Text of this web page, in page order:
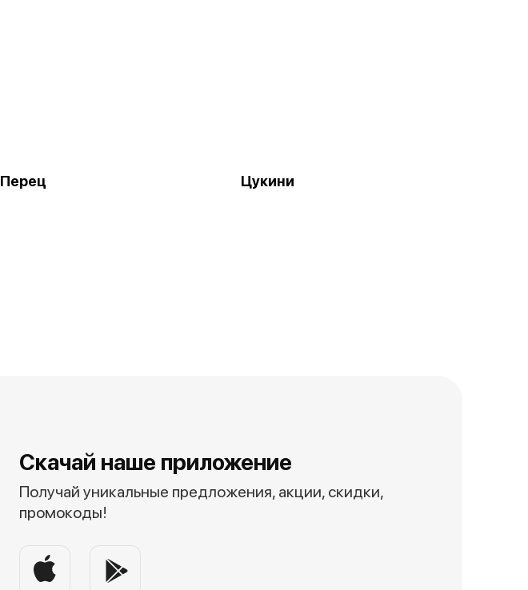
Перец Цукини
Скачай наше приложение
Получай уникальные предложения, акции, скидки,
промокоды!